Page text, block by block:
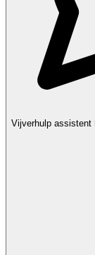
Vijverhulp assistent